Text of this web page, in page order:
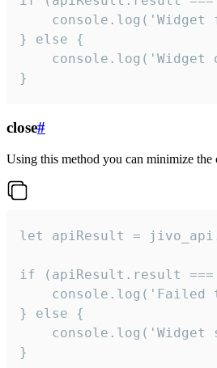
console.log('Widget
} else {
console.log('Widget
}
close#
Using this method you can minimize the
let apiResult =
if (apiResult.result
console.log('Failed
} else {
console.log('Widget
}